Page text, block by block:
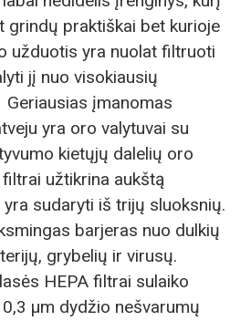
grindų praktiškai bet kurioje
užduotis yra nuolat filtruoti
jį nuo visokiausių
įmanomas
yra oro valytuvai su
kietųjų dalelių oro
užtikrina aukštą
sudaryti iš trijų sluoksnių.
barjeras nuo dulkių
grybelių ir virusų.
HEPA filtrai sulaiko
µm dydžio nešvarumų